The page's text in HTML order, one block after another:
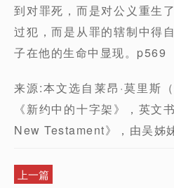
到对罪死，而是对公义重生
过犯，而是从罪的辖制中得
子在他的生命中显现。p569
来源:本文选自莱昂·莫里斯
《新约中的十字架》，英
New Testament》，由吴姊
上一篇